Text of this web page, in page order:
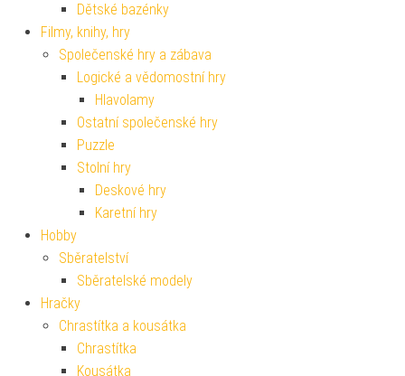
Dětské bazénky
Filmy, knihy, hry
Společenské hry a zábava
Logické a vědomostní hry
Hlavolamy
Ostatní společenské hry
Puzzle
Stolní hry
Deskové hry
Karetní hry
Hobby
Sběratelství
Sběratelské modely
Hračky
Chrastítka a kousátka
Chrastítka
Kousátka